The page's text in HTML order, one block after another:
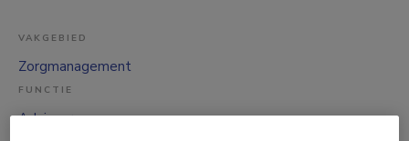
VAKGEBIED
Zorgmanagement
FUNCTIE
Adviseur